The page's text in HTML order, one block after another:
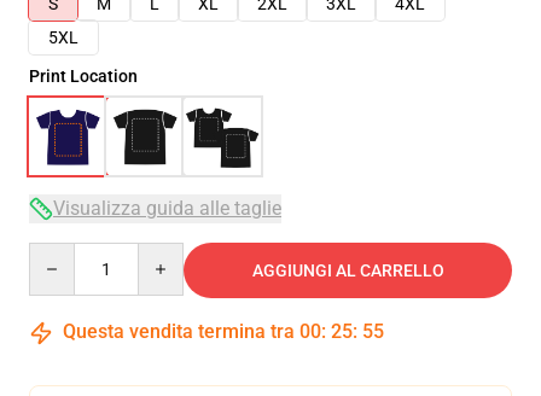
5XL
Print Location
Visualizza guida alle taglie
AGGIUNGI AL CARRELLO
Questa vendita termina tra 00: 25: 54